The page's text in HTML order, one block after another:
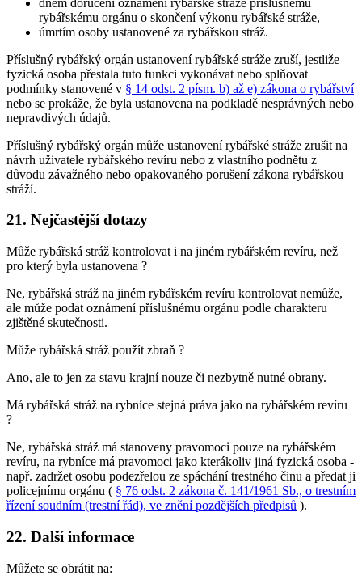
rybářskému orgánu o skončení výkonu rybářské stráže,
úmrtím osoby ustanovené za rybářskou stráž.
Příslušný rybářský orgán ustanovení rybářské stráže zruší, jestliže
fyzická osoba přestala tuto funkci vykonávat nebo splňovat
podmínky stanovené v § 14 odst. 2 písm. b) až e) zákona o rybářství
nebo se prokáže, že byla ustanovena na podkladě nesprávných nebo
nepravdivých údajů.
Příslušný rybářský orgán může ustanovení rybářské stráže zrušit na
návrh uživatele rybářského revíru nebo z vlastního podnětu z
důvodu závažného nebo opakovaného porušení zákona rybářskou
stráží.
21. Nejčastější dotazy
Může rybářská stráž kontrolovat i na jiném rybářském revíru, než
pro který byla ustanovena ?
Ne, rybářská stráž na jiném rybářském revíru kontrolovat nemůže,
ale může podat oznámení příslušnému orgánu podle charakteru
zjištěné skutečnosti.
Může rybářská stráž použít zbraň ?
Ano, ale to jen za stavu krajní nouze či nezbytně nutné obrany.
Má rybářská stráž na rybníce stejná práva jako na rybářském revíru
?
Ne, rybářská stráž má stanoveny pravomoci pouze na rybářském
revíru, na rybníce má pravomoci jako kterákoliv jiná fyzická osoba -
např. zadržet osobu podezřelou ze spáchání trestného činu a předat ji
policejnímu orgánu ( § 76 odst. 2 zákona č. 141/1961 Sb., o trestním
řízení soudním (trestní řád), ve znění pozdějších předpisů ).
22. Další informace
Můžete se obrátit na: